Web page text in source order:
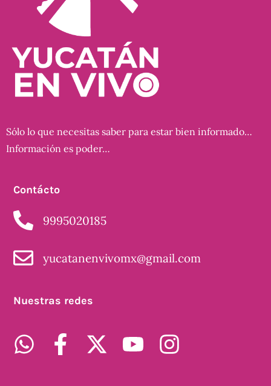
Sólo lo que necesitas saber para estar bien informado…
Información es poder…
Contácto
9995020185
yucatanenvivomx@gmail.com
Nuestras redes